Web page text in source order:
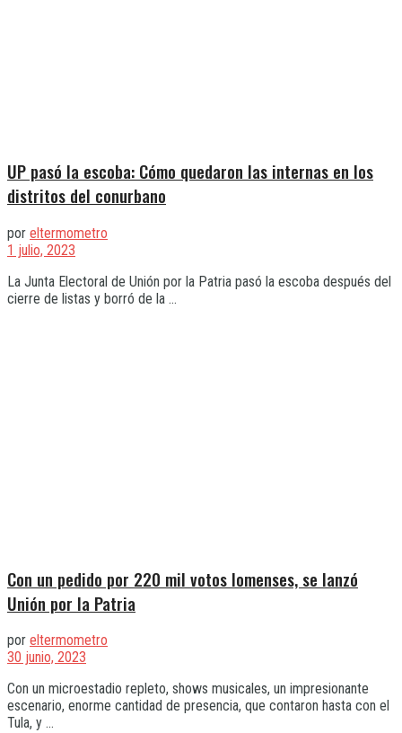
UP pasó la escoba: Cómo quedaron las internas en los
distritos del conurbano
por eltermometro
1 julio, 2023
La Junta Electoral de Unión por la Patria pasó la escoba después del
cierre de listas y borró de la ...
Con un pedido por 220 mil votos lomenses, se lanzó
Unión por la Patria
por eltermometro
30 junio, 2023
Con un microestadio repleto, shows musicales, un impresionante
escenario, enorme cantidad de presencia, que contaron hasta con el
Tula, y ...